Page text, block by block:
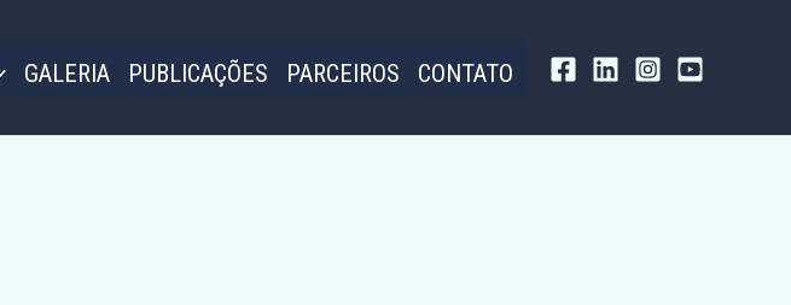
GALERIA PUBLICAÇÕES PARCEIROS CONTATO